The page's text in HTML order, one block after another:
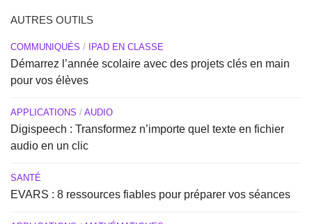
AUTRES OUTILS
COMMUNIQUÉS / IPAD EN CLASSE
Démarrez l’année scolaire avec des projets clés en main
pour vos élèves
APPLICATIONS / AUDIO
Digispeech : Transformez n’importe quel texte en fichier
audio en un clic
SANTÉ
EVARS : 8 ressources fiables pour préparer vos séances